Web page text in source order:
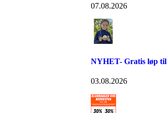
07.08.2026
NYHET- Gratis løp til
03.08.2026